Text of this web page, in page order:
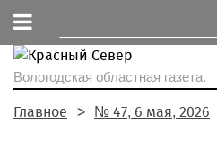
Вологодская областная газета.
Главное № 47, 6 мая, 2026